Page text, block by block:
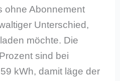
ohne Abonnement
Unterschied,
möchte. Die
sind bei
kWh, damit läge der